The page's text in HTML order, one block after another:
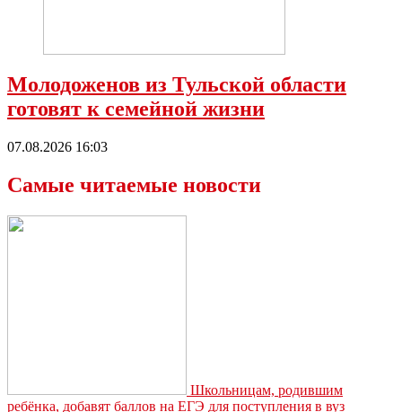
Молодоженов из Тульской области
готовят к семейной жизни
07.08.2026 16:03
Самые читаемые новости
Школьницам, родившим
ребёнка, добавят баллов на ЕГЭ для поступления в вуз